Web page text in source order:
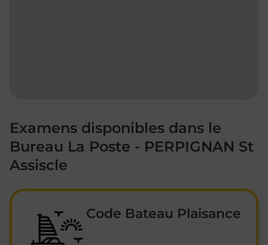
Examens disponibles dans le
Bureau La Poste - PERPIGNAN St
Assiscle
Code Bateau Plaisance